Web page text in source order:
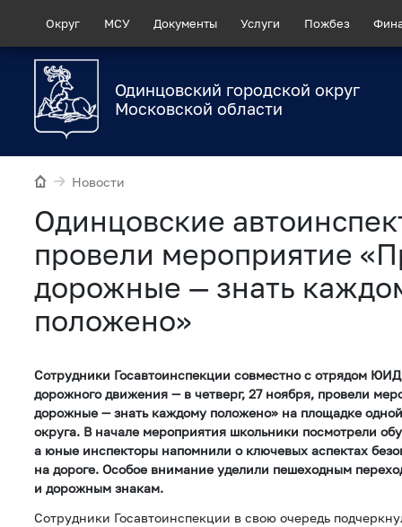
Округ МСУ Документы Услуги Пожбез
Одинцовский городской округ
Московской области
Новости
Одинцовские
провели мероприятие
дорожные — знать
положено»
Сотрудники Госавтоинспекции совместно с отрядом
дорожного движения — в четверг, 27 ноября, провели
дорожные — знать каждому положено» на площадке
округа. В начале мероприятия школьники посмотрели
а юные инспекторы напомнили о ключевых аспектах
на дороге. Особое внимание уделили пешеходным
и дорожным знакам.
Сотрудники Госавтоинспекции в свою очередь